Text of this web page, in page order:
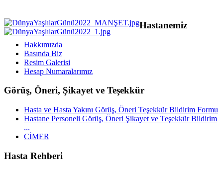
Hastanemiz
Hakkımızda
Basında Biz
Resim Galerisi
Hesap Numaralarımız
Görüş, Öneri, Şikayet ve Teşekkür
Hasta ve Hasta Yakını Görüş, Öneri Teşekkür Bildirim Formu
Hastane Personeli Görüş, Öneri Şikayet ve Teşekkür Bildirim
...
CİMER
Hasta Rehberi